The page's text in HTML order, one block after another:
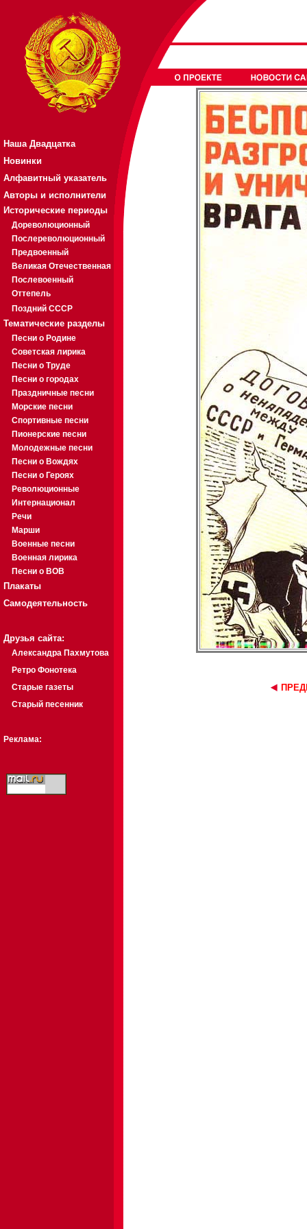
Наша Двадцатка
Новинки
Алфавитный указатель
Авторы и исполнители
Исторические периоды
Дореволюционный
Послереволюционный
Предвоенный
Великая Отечественная
Послевоенный
Оттепель
Поздний СССР
Тематические разделы
Песни о Родине
Советская лирика
Песни о Труде
Песни о городах
Праздничные песни
Морские песни
Спортивные песни
Пионерские песни
Молодежные песни
Песни о Вождях
Песни о Героях
Революционные
Интернационал
Речи
Марши
Военные песни
Военная лирика
Песни о ВОВ
Плакаты
Самодеятельность
Друзья сайта:
Александра Пахмутова
Ретро Фонотека
Старые газеты
Старый песенник
Реклама: